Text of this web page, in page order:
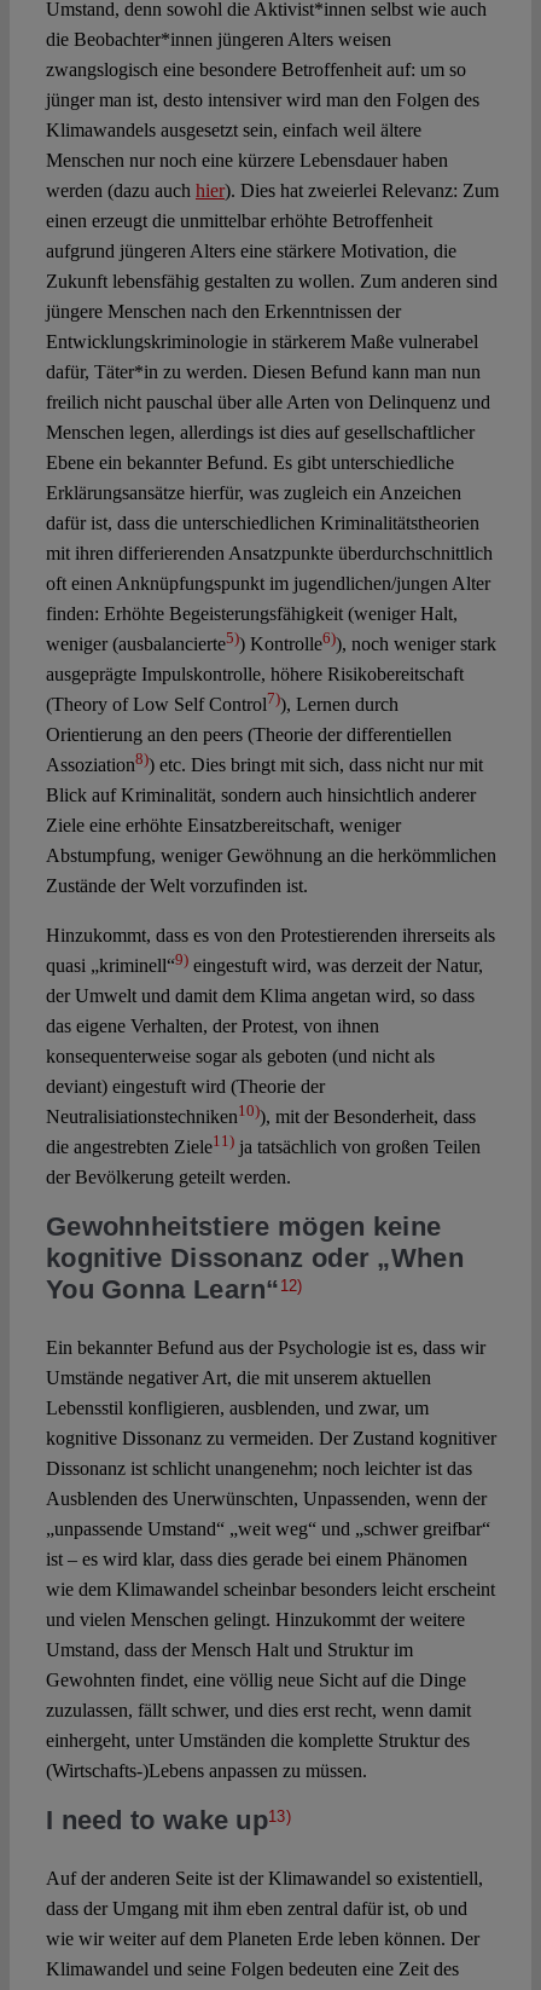
Umstand, denn sowohl die Aktivist*innen selbst wie auch
die Beobachter*innen jüngeren Alters weisen
zwangslogisch eine besondere Betroffenheit auf: um so
jünger man ist, desto intensiver wird man den Folgen des
Klimawandels ausgesetzt sein, einfach weil ältere
Menschen nur noch eine kürzere Lebensdauer haben
werden (dazu auch hier). Dies hat zweierlei Relevanz: Zum
einen erzeugt die unmittelbar erhöhte Betroffenheit
aufgrund jüngeren Alters eine stärkere Motivation, die
Zukunft lebensfähig gestalten zu wollen. Zum anderen sind
jüngere Menschen nach den Erkenntnissen der
Entwicklungskriminologie in stärkerem Maße vulnerabel
dafür, Täter*in zu werden. Diesen Befund kann man nun
freilich nicht pauschal über alle Arten von Delinquenz und
Menschen legen, allerdings ist dies auf gesellschaftlicher
Ebene ein bekannter Befund. Es gibt unterschiedliche
Erklärungsansätze hierfür, was zugleich ein Anzeichen
dafür ist, dass die unterschiedlichen Kriminalitätstheorien
mit ihren differierenden Ansatzpunkte überdurchschnittlich
oft einen Anknüpfungspunkt im jugendlichen/jungen Alter
finden: Erhöhte Begeisterungsfähigkeit (weniger Halt,
weniger (ausbalancierte5)) Kontrolle6)), noch weniger stark
ausgeprägte Impulskontrolle, höhere Risikobereitschaft
(Theory of Low Self Control7)), Lernen durch
Orientierung an den peers (Theorie der differentiellen
Assoziation8)) etc. Dies bringt mit sich, dass nicht nur mit
Blick auf Kriminalität, sondern auch hinsichtlich anderer
Ziele eine erhöhte Einsatzbereitschaft, weniger
Abstumpfung, weniger Gewöhnung an die herkömmlichen
Zustände der Welt vorzufinden ist.
Hinzukommt, dass es von den Protestierenden ihrerseits als
quasi „kriminell“9)eingestuft wird, was derzeit der Natur,
der Umwelt und damit dem Klima angetan wird, so dass
das eigene Verhalten, der Protest, von ihnen
konsequenterweise sogar als geboten (und nicht als
deviant) eingestuft wird (Theorie der
Neutralisiationstechniken10)), mit der Besonderheit, dass
die angestrebten Ziele11)ja tatsächlich von großen Teilen
der Bevölkerung geteilt werden.
Gewohnheitstiere mögen keine
kognitive Dissonanz oder „When
You Gonna Learn“ 12)
Ein bekannter Befund aus der Psychologie ist es, dass wir
Umstände negativer Art, die mit unserem aktuellen
Lebensstil konfligieren, ausblenden, und zwar, um
kognitive Dissonanz zu vermeiden. Der Zustand kognitiver
Dissonanz ist schlicht unangenehm; noch leichter ist das
Ausblenden des Unerwünschten, Unpassenden, wenn der
„unpassende Umstand“ „weit weg“ und „schwer greifbar“
ist – es wird klar, dass dies gerade bei einem Phänomen
wie dem Klimawandel scheinbar besonders leicht erscheint
und vielen Menschen gelingt. Hinzukommt der weitere
Umstand, dass der Mensch Halt und Struktur im
Gewohnten findet, eine völlig neue Sicht auf die Dinge
zuzulassen, fällt schwer, und dies erst recht, wenn damit
einhergeht, unter Umständen die komplette Struktur des
(Wirtschafts-)Lebens anpassen zu müssen.
I need to wake up13)
Auf der anderen Seite ist der Klimawandel so existentiell,
dass der Umgang mit ihm eben zentral dafür ist, ob und
wie wir weiter auf dem Planeten Erde leben können. Der
Klimawandel und seine Folgen bedeuten eine Zeit des